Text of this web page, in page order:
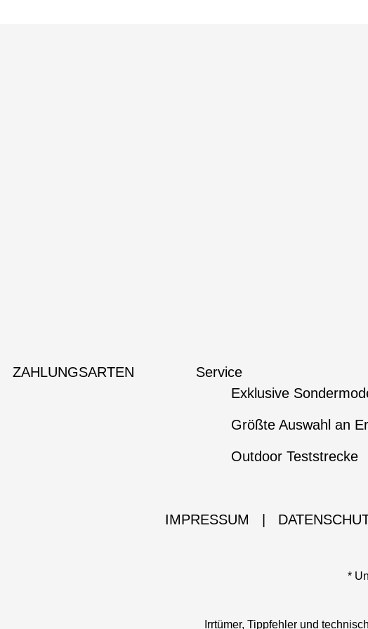
ZAHLUNGSARTEN
Service
Exklusive
Größte Auswahl an
Outdoor Teststrecke
IMPRESSUM
*
Irrtümer, Tippfehler und